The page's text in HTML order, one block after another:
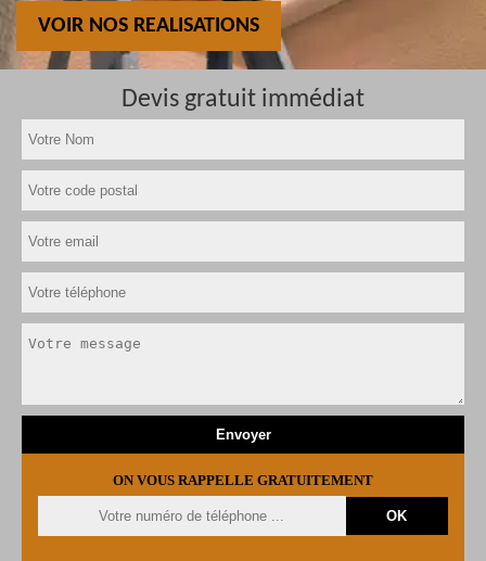
VOIR NOS REALISATIONS
Devis gratuit immédiat
ON VOUS RAPPELLE GRATUITEMENT